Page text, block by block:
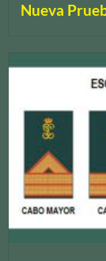
Nueva